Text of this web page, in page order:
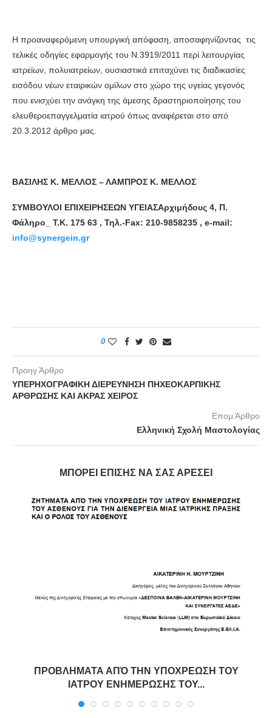
Η προαναφερόμενη υπουργική απόφαση, αποσαφηνίζοντας τις
τελικές οδηγίες εφαρμογής του Ν.3919/2011 περί λειτουργίας
ιατρείων, πολυιατρείων, ουσιαστικά επιταχύνει τις διαδικασίες
εισόδου νέων εταιρικών ομίλων στο χώρο της υγείας γεγονός
που ενισχύει την ανάγκη της άμεσης δραστηριοποίησης του
ελευθεροεπαγγελματία ιατρού όπως αναφέρεται στο από
20.3.2012 άρθρο μας.
ΒΑΣΙΛΗΣ Κ. ΜΕΛΛΟΣ –ΛΑΜΠΡΟΣ Κ. ΜΕΛΛΟΣ
ΣΥΜΒΟΥΛΟΙ ΕΠΙΧΕΙΡΗΣΕΩΝ ΥΓΕΙΑΣΑρχιμήδους 4, Π.
Φάληρο_ T.K. 175 63 , Τηλ.-Fax: 210-9858235 , e-mail:
info@synergein.gr
0
Προηγ Άρθρο
ΥΠΕΡΗΧΟΓΡΑΦΙΚΗ ΔΙΕΡΕΥΝΗΣΗ ΠΗΧΕΟΚΑΡΠΙΚΗΣ
ΑΡΘΡΩΣΗΣ ΚΑΙ ΑΚΡΑΣ ΧΕΙΡΟΣ
Επομ Άρθρο
Ελληνική Σχολή Μαστολογίας
ΜΠΟΡΕΊ ΕΠΊΣΗΣ ΝΑ ΣΑΣ ΑΡΈΣΕΙ
ΠΡΟΒΛΗΜΑΤΑ ΑΠΌ ΤΗΝ ΥΠΟΧΡΕΩΣΗ ΤΟΥ
ΙΑΤΡΟΥ ΕΝΗΜΕΡΩΣΗΣ ΤΟΥ...